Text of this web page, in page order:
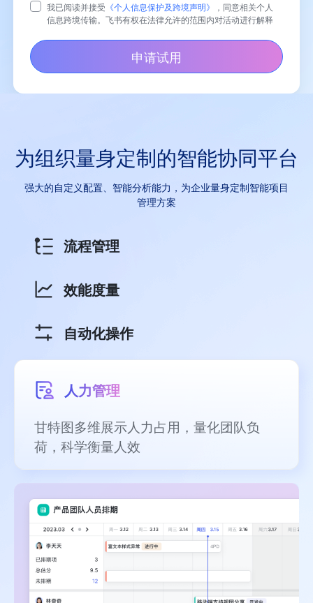
我已阅读并接受 《个人信息保护及跨境声明》
，同意相关个人
信息跨境传输。飞书有权在法律允许的范围内对活动进行解释
申请试用
为组织量身定制的智能协同平台
强大的自定义配置、智能分析能力，为企业量身定制智能项目
管理方案
流程管理
效能度量
自动化操作
人力管理
甘特图多维展示人力占用，量化团队负
荷，科学衡量人效